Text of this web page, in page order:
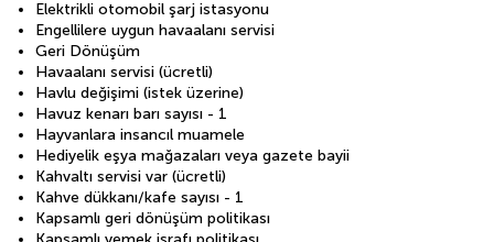
Elektrikli otomobil şarj istasyonu
Engellilere uygun havaalanı servisi
Geri Dönüşüm
Havaalanı servisi (ücretli)
Havlu değişimi (istek üzerine)
Havuz kenarı barı sayısı - 1
Hayvanlara insancıl muamele
Hediyelik eşya mağazaları veya gazete bayii
Kahvaltı servisi var (ücretli)
Kahve dükkanı/kafe sayısı - 1
Kapsamlı geri dönüşüm politikası